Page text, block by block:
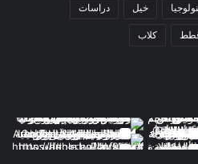
خيل دراسات
كلاب